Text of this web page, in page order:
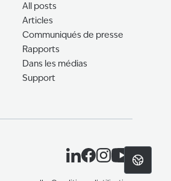
All posts
Articles
Communiqués de presse
Rapports
Dans les médias
Support